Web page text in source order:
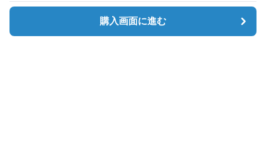
購入画面に進む
購入画面に進む